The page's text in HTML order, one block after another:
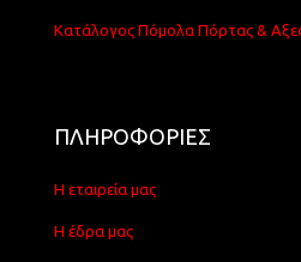
Κατάλογος Πόμολα Πόρτας &
ΠΛΗΡΟΦΟΡΙΕΣ
Η εταιρεία μας
Η έδρα μας